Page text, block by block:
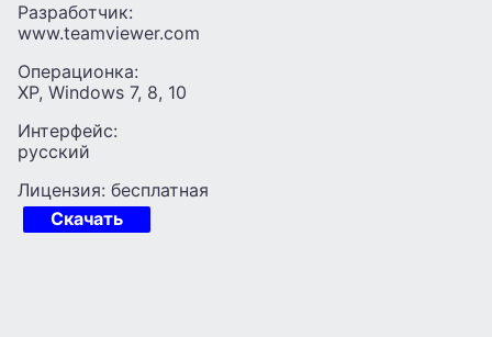
Разработчик:
www.teamviewer.com
Операционка:
XP, Windows 7, 8, 10
Интерфейс:
русский
Лицензия: бесплатная
Скачать